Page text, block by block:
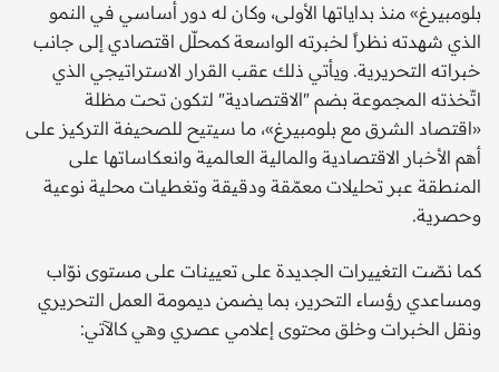
بلومبيرغ» منذ بداياتها الأولى، وكان له دور أساسي في النمو
الذي شهدته نظراً لخبرته الواسعة كمحلّل اقتصادي إلى جانب
خبراته التحريرية. ويأتي ذلك عقب القرار الاستراتيجي الذي
اتّخذته المجموعة بضم "الاقتصادية" لتكون تحت مظلة
«اقتصاد الشرق مع بلومبيرغ»، ما سيتيح للصحيفة التركيز على
أهم الأخبار الاقتصادية والمالية العالمية وانعكاساتها على
المنطقة عبر تحليلات معمّقة ودقيقة وتغطيات محلية نوعية
وحصرية.
كما نصّت التغييرات الجديدة على تعيينات على مستوى نوّاب
ومساعدي رؤساء التحرير، بما يضمن ديمومة العمل التحريري
ونقل الخبرات وخلق محتوى إعلامي عصري وهي كالآتي: